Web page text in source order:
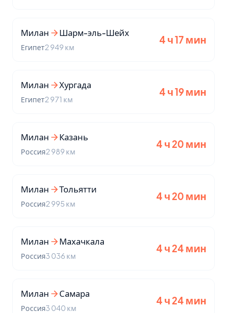
Милан Шарм-эль-Шейх
Египет2 949 км
4 ч 17 мин
Милан Хургада
Египет2 971 км
4 ч 19 мин
Милан Казань
Россия2 989 км
4 ч 20 мин
Милан Тольятти
Россия2 995 км
4 ч 20 мин
Милан Махачкала
Россия3 036 км
4 ч 24 мин
Милан Самара
Россия3 040 км
4 ч 24 мин